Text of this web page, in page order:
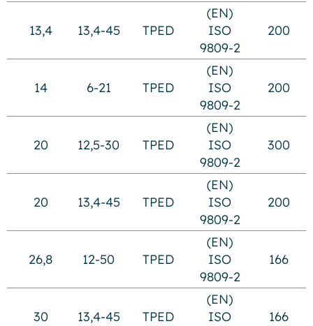
13,4 13,4-45 TPED
(EN)
ISO
9809-2
200
14 6-21 TPED
(EN)
ISO
9809-2
200
20 12,5-30 TPED
(EN)
ISO
9809-2
300
20 13,4-45 TPED
(EN)
ISO
9809-2
200
26,8 12-50 TPED
(EN)
ISO
9809-2
166
30 13,4-45 TPED
(EN)
ISO
166